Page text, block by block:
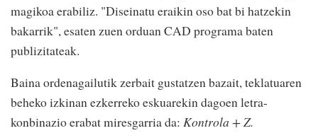
magikoa erabiliz. "Diseinatu eraikin oso bat bi hatzekin
bakarrik", esaten zuen orduan CAD programa baten
publizitateak.
Baina ordenagailutik zerbait gustatzen bazait, teklatuaren
beheko izkinan ezkerreko eskuarekin dagoen letra-
konbinazio erabat miresgarria da: Kontrola + Z.